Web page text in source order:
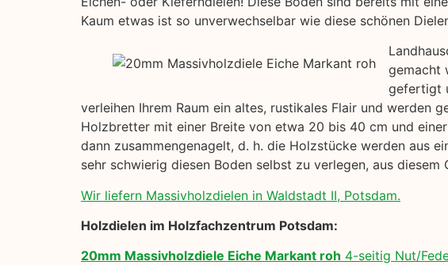
Kaum etwas ist so unverwechselbar wie diese schönen
gemacht
gefertigt
verleihen Ihrem Raum ein altes, rustikales Flair und werden
Holzbretter mit einer Breite von etwa 20 bis 40 cm und
dann zusammengenagelt, d. h. die Holzstücke werden aus
sehr schwierig diesen Boden selbst zu verlegen, aus
Wir liefern Massivholzdielen in Waldstadt II, Potsdam.
Holzdielen im Holzfachzentrum Potsdam:
20mm Massivholzdiele Eiche Markant roh 4-seitig Nut/